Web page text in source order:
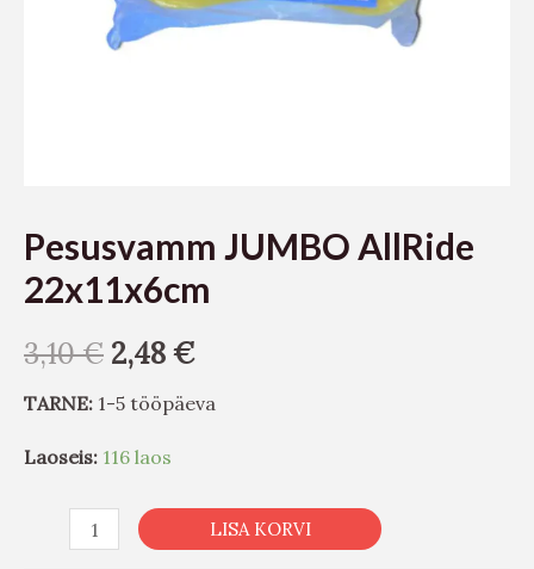
Pesusvamm JUMBO AllRide
22x11x6cm
3,10€ 2,48€
TARNE: 1-5 tööpäeva
Laoseis: 116 laos
LISA KORVI